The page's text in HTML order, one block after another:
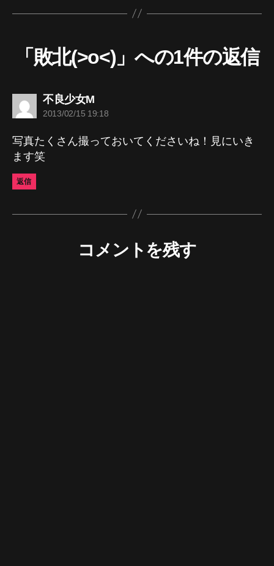
「敗北(>o<)」への1件の返信
不良少女Mの
発
2013/02/15 19:18
写真たくさん撮っておいてくださいね！見にいき
ます笑
返信
コメントを残す